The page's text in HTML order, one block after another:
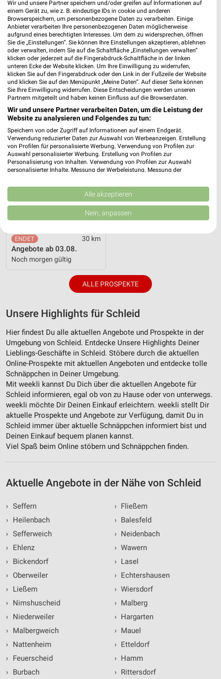
30,8 km
Angebote ab 03.08.
Noch morgen gültig
21,6 km
Wochenend Spezial
Noch morgen gültig
Globus
30 km
Angebote ab 03.08.
Noch morgen gültig
ALLE PROSPEKTE
Unsere Highlights für Schleid
Hier findest Du alle aktuellen Angebote und Prospekte in der
Umgebung von Schleid. Entdecke Unsere Highlights Deiner
Lieblings-Geschäfte in Schleid. Stöbere durch die aktuellen
Online-Prospekte mit aktuellen Angeboten und entdecke tolle
Schnäppchen in Deiner Umgebung.
Mit weekli kannst Du Dich über die aktuellen Angebote für
Schleid informieren, egal ob von zu Hause oder von unterwegs.
weekli möchte Dir Deinen Einkauf erleichtern. weekli stellt Dir
aktuelle Prospekte und Angebote zur Verfügung, damit Du in
Schleid immer über aktuelle Schnäppchen informiert bist und
Deinen Einkauf bequem planen kannst.
Viel Spaß beim Online stöbern und Schnäppchen finden.
Aktuelle Angebote in der Nähe von Schleid
› Seffern
›
Heilenbach
› Sefferweich
›
Ehlenz
›
Bickendorf
›
Oberweiler
›
Ließem
›
Nimshuscheid
›
Niederweiler
›
Malbergweich
›
Nattenheim
›
Feuerscheid
›
Burbach
› Fließem
› Balesfeld
› Neidenbach
› Wawern
› Lasel
› Echtershausen
› Wiersdorf
› Malberg
› Hargarten
› Mauel
› Etteldorf
› Hamm
› Rittersdorf
Wir und unsere Partner speichern und/oder greifen auf Informationen auf
einem Gerät zu, wie z. B. eindeutige IDs in cookie und anderen
Browserspeichern, um personenbezogene Daten zu verarbeiten. Einige
Anbieter verarbeiten Ihre personenbezogenen Daten möglicherweise
aufgrund eines berechtigten Interesses. Um dem zu widersprechen, öffnen
Sie die „Einstellungen“. Sie können Ihre Einstellungen akzeptieren, ablehnen
oder verwalten, indem Sie auf die Schaltfläche „Einstellungen verwalten“
klicken oder jederzeit auf die Fingerabdruck-Schaltfläche in der linken
unteren Ecke der Website klicken. Um Ihre Einwilligung zu widerrufen,
klicken Sie auf den Fingerabdruck oder den Link in der Fußzeile der Website
und klicken Sie auf den Menüpunkt „Meine Daten“. Auf dieser Seite können
Sie Ihre Einwilligung widerrufen. Diese Entscheidungen werden unseren
Partnern mitgeteilt und haben keinen Einfluss auf die Browserdaten.
Wir und unsere Partner verarbeiten Daten, um die Leistung der
Website zu analysieren und Folgendes zu tun:
Speichern von oder Zugriff auf Informationen auf einem Endgerät.
Verwendung reduzierter Daten zur Auswahl von Werbeanzeigen. Erstellung
von Profilen für personalisierte Werbung. Verwendung von Profilen zur
Auswahl personalisierter Werbung. Erstellung von Profilen zur
Personalisierung von Inhalten. Verwendung von Profilen zur Auswahl
personalisierter Inhalte. Messung der Werbeleistung. Messung der
Kombinationen von Daten aus verschiedenen Quellen. Entwicklung und
Verbesserung der Angebote. Verwendung reduzierter Daten zur Auswahl
von Inhalten.
Daten können außerhalb der Europäischen Union weitergegeben und in die
Website/App.
Partnerliste anzeigen (1 IAB-Anbieter)
Wir nutzen Ihre Daten für folgende Zwecke:
Speichern von oder Zugriff auf Informationen
Verwendung reduzierter Daten zur Auswahl von
Erstellung von Profilen für personalisierte
Werbung
Verwendung von Profilen zur Auswahl
personalisierter Werbung
Erstellung von Profilen zur Personalisierung
von Inhalten
Verwendung von Profilen zur Auswahl
personalisierter Inhalte
Messung der Performance von Inhalten
Analyse von Zielgruppen durch Statistiken oder
Kombinationen von Daten aus verschiedenen
Quellen
Entwicklung und Verbesserung der Angebote
Verwendung reduzierter Daten zur Auswahl von
Inhalten
Verwendung genauer Standortdaten
Geräte anhand von aktiv angeforderten
Informationen identifizieren
Nicht-IAB-Verarbeitungszwecke:
Notwendig
Alle akzeptieren
Nein, anpassen